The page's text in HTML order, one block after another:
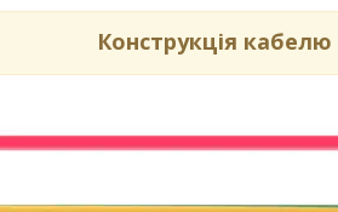
Конструкція